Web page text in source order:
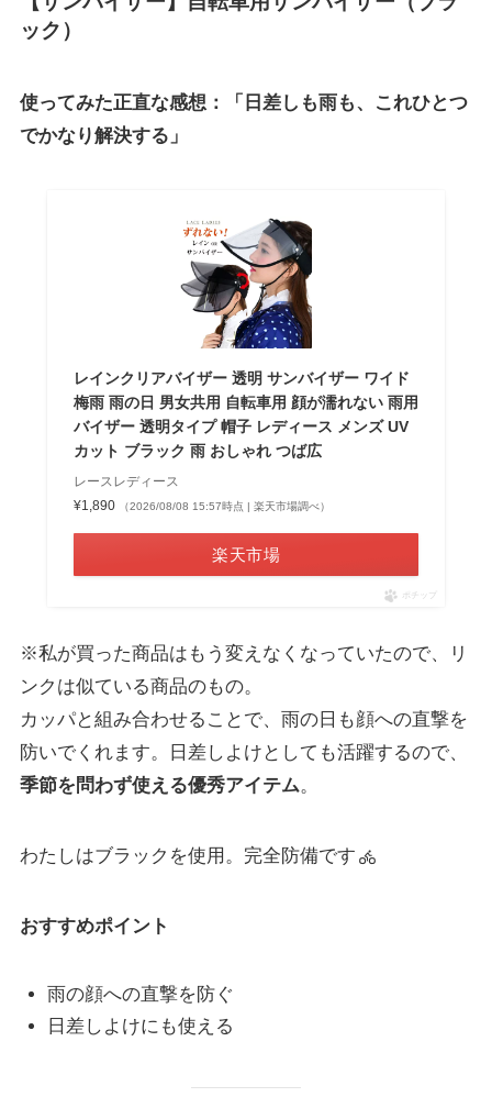
ック）
使ってみた正直な感想：「日差しも雨も、これひとつ
でかなり解決する」
レインクリアバイザー 透明 サンバイザー ワイド
梅雨 雨の日 男女共用 自転車用 顔が濡れない 雨用
バイザー 透明タイプ 帽子 レディース メンズ UV
カット ブラック 雨 おしゃれ つば広
レースレディース
¥1,890
（2026/08/08 15:57時点 | 楽天市場調べ）
楽天市場
ポチップ
※私が買った商品はもう変えなくなっていたので、リ
ンクは似ている商品のもの。
カッパと組み合わせることで、雨の日も顔への直撃を
防いでくれます。日差しよけとしても活躍するので、
季節を問わず使える優秀アイテム。
わたしはブラックを使用。完全防備です
おすすめポイント
雨の顔への直撃を防ぐ
日差しよけにも使える